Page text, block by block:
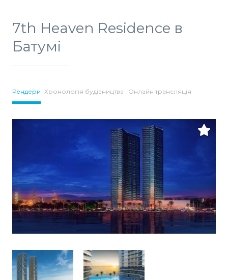
7th Heaven Residence в
Батумі
Рендери Хронологія будівництва Онлайн трансляція